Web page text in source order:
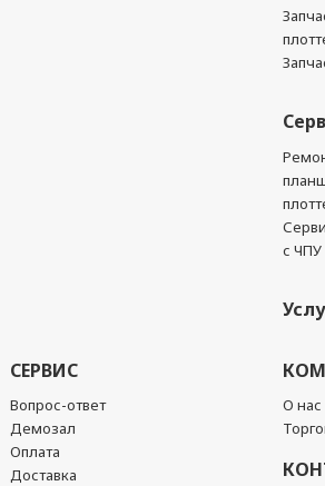
с ЧПУ
СЕРВИС
Вопрос-ответ
Демозал
Оплата
Доставка
О нас